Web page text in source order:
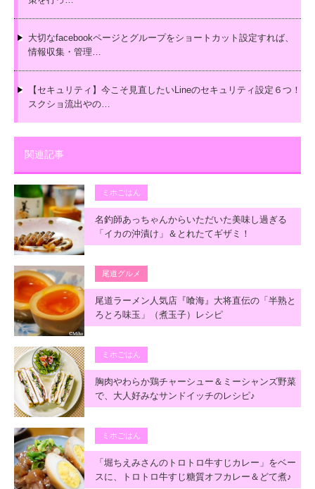
大切なfacebookページとグループをショートカット設定すれば、
情報収集・管理…
【セキュリティ】今こそ見直したいLineのセキュリティ設定６つ！
スクショ流出やの…
関連記事
ミホごはん
名釣師あっちゃんからいただいた美味し過ぎる
「イカの沖漬け」＆とれたてギザミ！
尾道グルメ
尾道ラーメン人気店『喰海』大将直伝の「半熟と
ろとろ味玉」（煮玉子）レシピ
ミホごはん
胸肉やわらか鶏チャーシュー＆ミーシャンズ野菜
で、大人好みなサンドイッチのレシピ♪
ミホごはん
「堀ちえみさんのトロトロ牛すじカレー」をベー
スに、トロトロ牛すじ糖質オフカレー＆どて煮♪